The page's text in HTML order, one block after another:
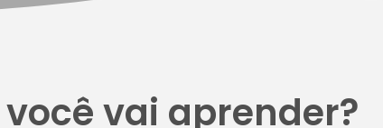
você vai aprender?